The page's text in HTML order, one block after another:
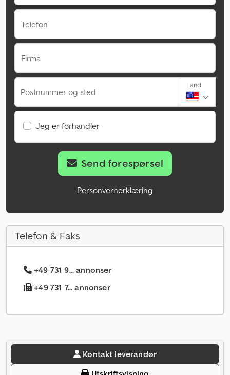
Telefon
Firma
Postnummer og sted
Land
Jeg er forhandler
Send forespørsel
Personvernerklæring
Telefon & Faks
+49 731 9... annonser
+49 731 7... annonser
Kontakt leverandør